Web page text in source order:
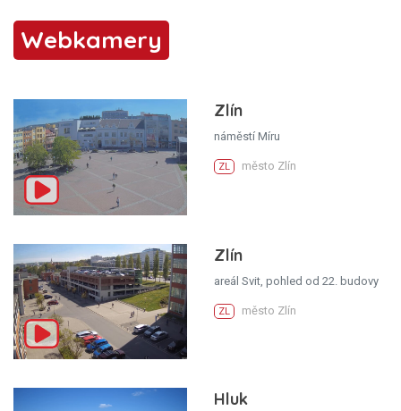
Webkamery
Zlín
náměstí Míru
ZL město Zlín
Zlín
areál Svit, pohled od 22. budovy
ZL město Zlín
Hluk